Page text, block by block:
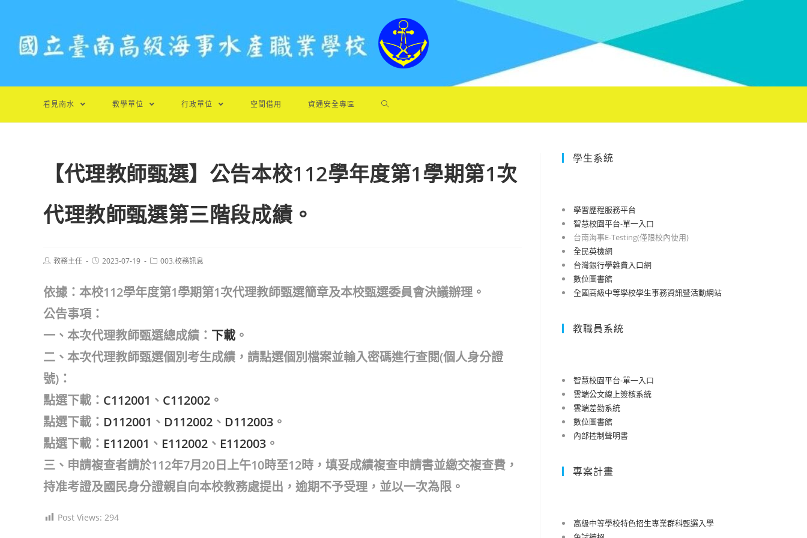
看見南水 教學單位 行政單位 空間借用 資通安全專區
【代理教師甄選】公告本校112學年度第1學期第1次
代理教師甄選第三階段成績。
Post教務主任
Post2023-07-19
Post003.校務訊息
依據：本校112學年度第1學期第1次代理教師甄選簡章及本校甄選委員會決議辦理。
公告事項：
一、本次代理教師甄選總成績： 下載 。
二、本次代理教師甄選個別考生成績，請點選個別檔案並輸入密碼進行查閱(個人身分證
號)：
點選下載： C112001 、 C112002 。
點選下載： D112001 、 D112002 、 D112003 。
點選下載： E112001 、 E112002 、 E112003 。
三、申請複查者請於112年7月20日上午10時至12時，填妥成績複查申請書並繳交複查費，
持准考證及國民身分證親自向本校教務處提出，逾期不予受理，並以一次為限。
Post Views: 294
學生系統
學習歷程服務平台
智慧校園平台-單一入口
台南海事E-Testing(僅限校內使用)
全民英檢網
台灣銀行學雜費入口網
數位圖書館
全國高級中等學校學生事務資訊暨活動網站
教職員系統
智慧校園平台-單一入口
雲端公文線上簽核系統
雲端差勤系統
數位圖書館
內部控制聲明書
專案計畫
高級中等學校特色招生專業群科甄選入學